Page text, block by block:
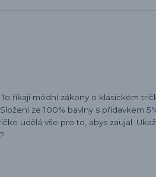
říkají módní zákony o klasickém
ze 100% bavlny s přídavkem
udělá vše pro to, abys zaujal.